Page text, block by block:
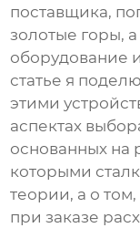
поставщика,
золотые горы,
оборудование
статье я
этими
аспектах
основанных на
которыми
теории, а о
при заказе